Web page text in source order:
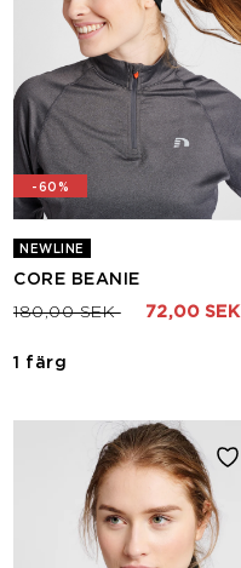
-60%
NEWLINE
CORE BEANIE
Pris nedsatt från
180,00 SEKtill 72,00 SEK
1 färg